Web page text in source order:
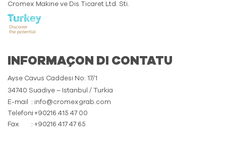
Cromex Makine ve Dis Ticaret Ltd. Sti.
INFORMAÇON DI CONTATU
Ayse Cavus Caddesi No: 17/1
34740 Suadiye – Istanbul / Turkia
E-mail
: info@cromexgrab.com
Telefoni: +90216 415 47 00
Fax
: +90216 417 47 65